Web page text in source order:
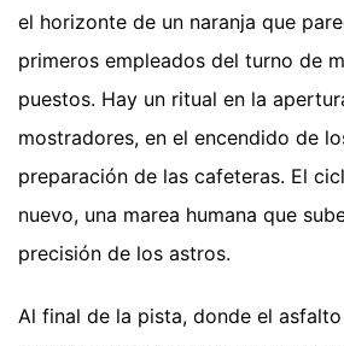
el horizonte de un naranja que
primeros empleados del turno de
puestos. Hay un ritual en la
mostradores, en el encendido de
preparación de las cafeteras. El
nuevo, una marea humana que
precisión de los astros.
Al final de la pista, donde el